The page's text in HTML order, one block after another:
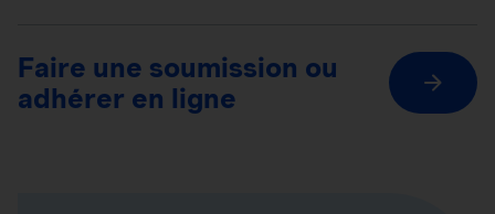
Faire une soumission ou
adhérer en ligne